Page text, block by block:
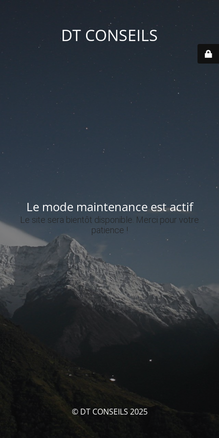
DT CONSEILS
Le mode maintenance est actif
Le site sera bientôt disponible. Merci pour votre
patience !
© DT CONSEILS 2025